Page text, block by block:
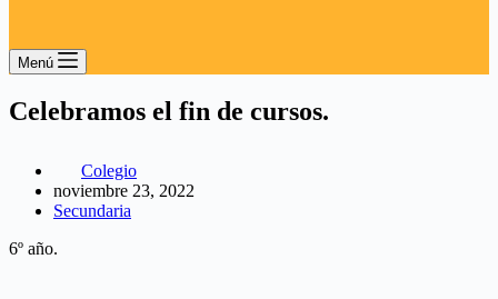
Menú
Celebramos el fin de cursos.
Colegio
noviembre 23, 2022
Secundaria
6º año.